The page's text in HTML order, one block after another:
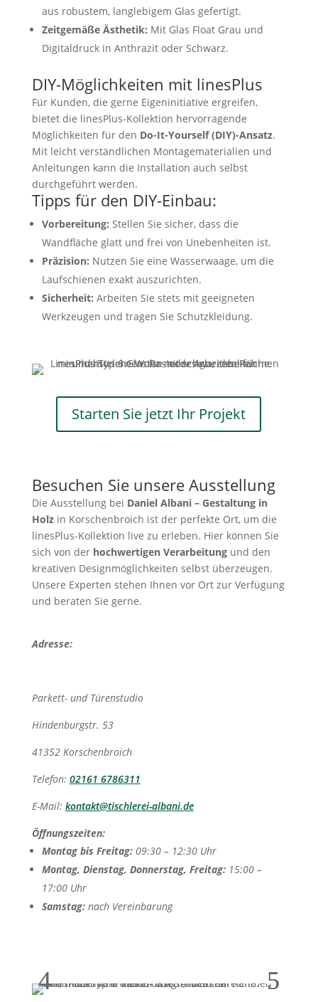
aus robustem, langlebigem Glas gefertigt.
Zeitgemäße Ästhetik: Mit Glas Float Grau und
Digitaldruck in Anthrazit oder Schwarz.
DIY-Möglichkeiten mit linesPlus
Für Kunden, die gerne Eigeninitiative ergreifen,
bietet die linesPlus-Kollektion hervorragende
Möglichkeiten für den Do-It-Yourself (DIY)-Ansatz.
Mit leicht verständlichen Montagematerialien und
Anleitungen kann die Installation auch selbst
durchgeführt werden.
Tipps für den DIY-Einbau:
Vorbereitung: Stellen Sie sicher, dass die
Wandfläche glatt und frei von Unebenheiten ist.
Präzision: Nutzen Sie eine Wasserwaage, um die
Laufschienen exakt auszurichten.
Sicherheit: Arbeiten Sie stets mit geeigneten
Werkzeugen und tragen Sie Schutzkleidung.
Starten Sie jetzt Ihr Projekt
Besuchen Sie unsere Ausstellung
Die Ausstellung bei Daniel Albani – Gestaltung in
Holzin Korschenbroich ist der perfekte Ort, um die
linesPlus-Kollektion live zu erleben. Hier können Sie
sich von der hochwertigen Verarbeitungund den
kreativen Designmöglichkeiten selbst überzeugen.
Unsere Experten stehen Ihnen vor Ort zur Verfügung
und beraten Sie gerne.
Adresse:
Parkett- und Türenstudio
Hindenburgstr. 53
41352 Korschenbroich
Telefon: 02161 6786311
E-Mail: kontakt@tischlerei-albani.de
Öffnungszeiten:
Montag bis Freitag:09:30 – 12:30 Uhr
Montag, Dienstag, Donnerstag, Freitag:15:00 –
17:00 Uhr
Samstag:nach Vereinbarung